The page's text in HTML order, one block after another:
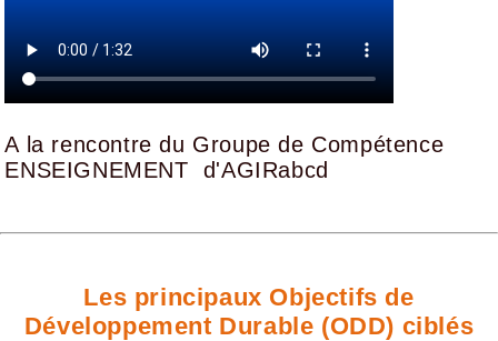
A la rencontre du Groupe de Compétence
ENSEIGNEMENT d'AGIRabcd
Les principaux Objectifs de
Développement Durable (ODD) ciblés